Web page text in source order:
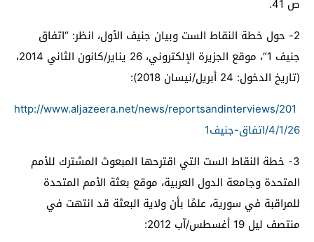
2- حول خطة النقاط الست وبيان جنيف الأول، انظر: “اتفاق
جنيف 1″، موقع الجزيرة الإلكتروني، 26 يناير/كانون الثاني 2014،
(تاريخ الدخول: 24 أبريل/نيسان 2018):
http://www.aljazeera.net/news/reportsandinterviews/201
4/1/26/اتفاق-جنيف1
3- خطة النقاط الست التي اقترحها المبعوث المشترك للأمم
المتحدة وجامعة الدول العربية، موقع بعثة الأمم المتحدة
للمراقبة في سورية، علمًا بأن ولاية البعثة قد انتهت في
منتصف ليل 19 أغسطس/آب 2012: